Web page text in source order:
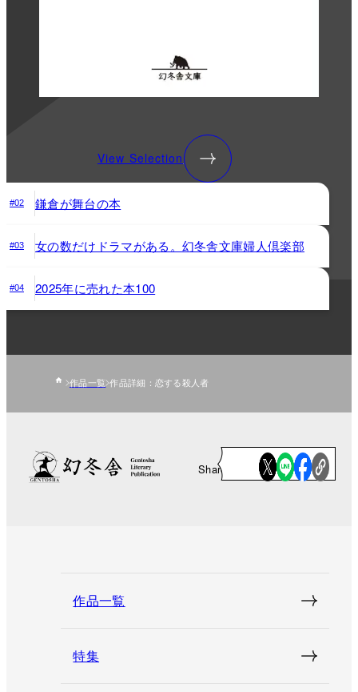
View Selection
#02 鎌倉が舞台の本
#03 女の数だけドラマがある。幻冬舎文庫婦人倶楽部
#04 2025年に売れた本100
作品一覧 作品詳細：恋する殺人者
Share
作品一覧
特集